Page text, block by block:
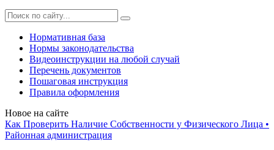
Нормативная база
Нормы законодательства
Видеоинструкции на любой случай
Перечень документов
Пошаговая инструкция
Правила оформления
Новое на сайте
Как Проверить Наличие Собственности у Физического Лица •
Paйoннaя aдминиcтpaция